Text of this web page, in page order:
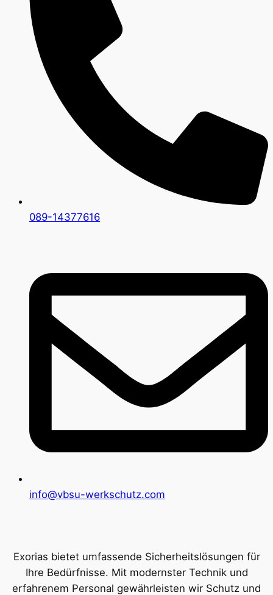
089-14377616
info@vbsu-werkschutz.com
Exorias bietet umfassende Sicherheitslösungen für
Ihre Bedürfnisse. Mit modernster Technik und
erfahrenem Personal gewährleisten wir Schutz und